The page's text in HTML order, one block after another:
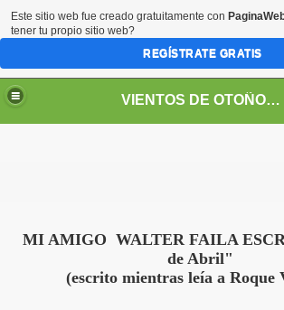
VIENTOS DE OTOÑO POR FANNY JEM WONG
MI AMIGO WALTER FAILA
de Abril"
(escrito mientras leía a Roque
Este sitio web fue creado gratuitamente con
tener tu propio sitio web?
REGÍSTRATE GRATIS